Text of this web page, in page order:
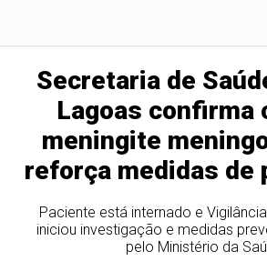
Secretaria de
Lagoas confirma
meningite
reforça medidas de
Paciente está internado e
iniciou investigação e medidas
pelo Ministério da